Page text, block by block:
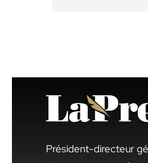
Président-directeur